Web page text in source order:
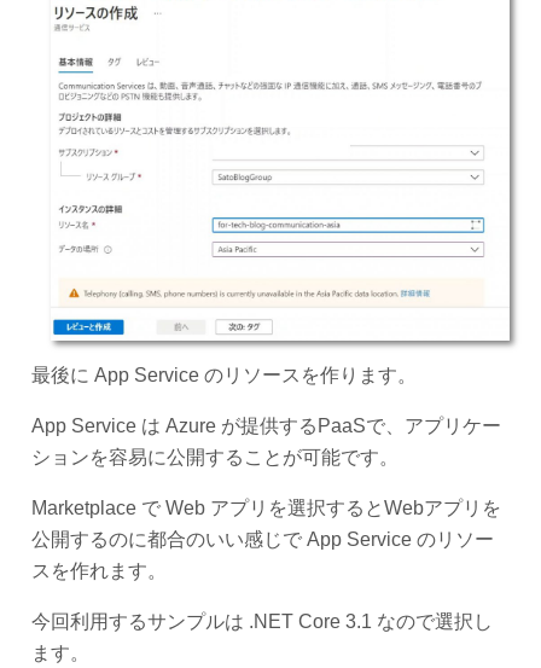
最後に App Service のリソースを作ります。
App Service は Azure が提供するPaaSで、アプリケー
ションを容易に公開することが可能です。
Marketplace で Web アプリを選択するとWebアプリを
公開するのに都合のいい感じで App Service のリソー
スを作れます。
今回利用するサンプルは .NET Core 3.1 なので選択し
ます。